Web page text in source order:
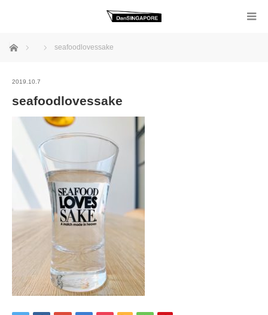
ホーム seafoodlovessake
2019.10.7
seafoodlovessake